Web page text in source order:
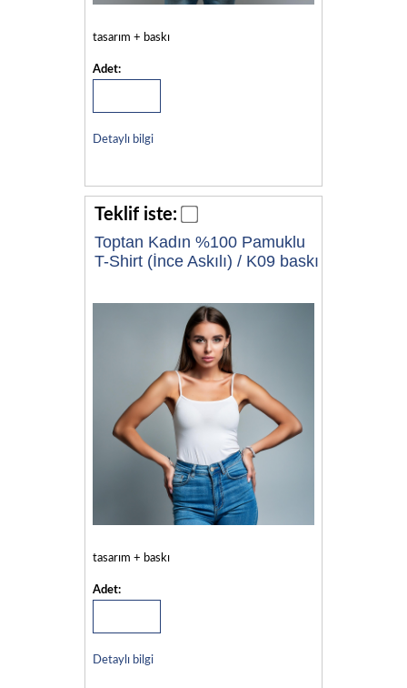
tasarım + baskı
Adet:
Detaylı bilgi
Teklif iste:
Toptan Kadın %100 Pamuklu
T-Shirt (İnce Askılı) / K09 baskı
tasarım + baskı
Adet:
Detaylı bilgi